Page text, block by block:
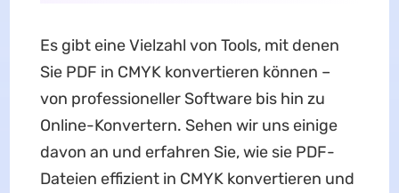
Es gibt eine Vielzahl von Tools, mit denen
Sie PDF in CMYK konvertieren können –
von professioneller Software bis hin zu
Online-Konvertern. Sehen wir uns einige
davon an und erfahren Sie, wie sie PDF-
Dateien effizient in CMYK konvertieren und